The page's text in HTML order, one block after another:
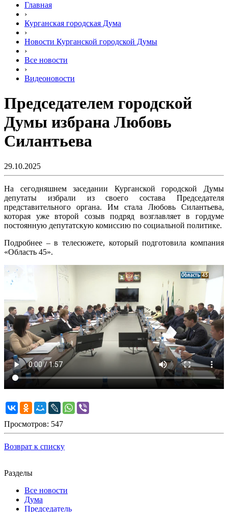
Главная
›
Курганская городская Дума
›
Новости Курганской городской Думы
›
Все новости
›
Видеоновости
Председателем городской
Думы избрана Любовь
Силантьева
29.10.2025
На сегодняшнем заседании Курганской городской Думы
депутаты избрали из своего состава Председателя
представительного органа. Им стала Любовь Силантьева,
которая уже второй созыв подряд возглавляет в гордуме
постоянную депутатскую комиссию по социальной политике.
Подробнее – в телесюжете, который подготовила компания
«Область 45».
Просмотров: 547
Возврат к списку
Разделы
Все новости
Дума
Председатель